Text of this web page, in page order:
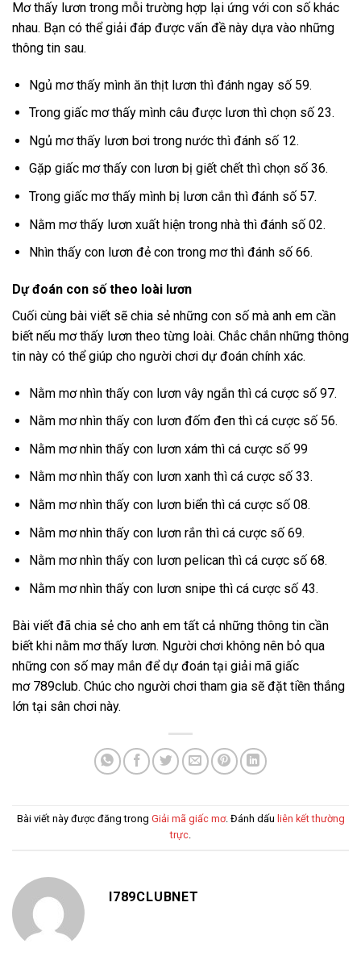
Mơ thấy lươn trong mỗi trường hợp lại ứng với con số khác
nhau. Bạn có thể giải đáp được vấn đề này dựa vào những
thông tin sau.
Ngủ mơ thấy mình ăn thịt lươn thì đánh ngay số 59.
Trong giấc mơ thấy mình câu được lươn thì chọn số 23.
Ngủ mơ thấy lươn bơi trong nước thì đánh số 12.
Gặp giấc mơ thấy con lươn bị giết chết thì chọn số 36.
Trong giấc mơ thấy mình bị lươn cắn thì đánh số 57.
Nằm mơ thấy lươn xuất hiện trong nhà thì đánh số 02.
Nhìn thấy con lươn đẻ con trong mơ thì đánh số 66.
Dự đoán con số theo loài lươn
Cuối cùng bài viết sẽ chia sẻ những con số mà anh em cần
biết nếu mơ thấy lươn theo từng loài. Chắc chắn những thông
tin này có thể giúp cho người chơi dự đoán chính xác.
Nằm mơ nhìn thấy con lươn vây ngắn thì cá cược số 97.
Nằm mơ nhìn thấy con lươn đốm đen thì cá cược số 56.
Nằm mơ nhìn thấy con lươn xám thì cá cược số 99
Nằm mơ nhìn thấy con lươn xanh thì cá cược số 33.
Nằm mơ nhìn thấy con lươn biển thì cá cược số 08.
Nằm mơ nhìn thấy con lươn rắn thì cá cược số 69.
Nằm mơ nhìn thấy con lươn pelican thì cá cược số 68.
Nằm mơ nhìn thấy con lươn snipe thì cá cược số 43.
Bài viết đã chia sẻ cho anh em tất cả những thông tin cần
biết khi nằm mơ thấy lươn. Người chơi không nên bỏ qua
những con số may mắn để dự đoán tại giải mã giấc
mơ 789club. Chúc cho người chơi tham gia sẽ đặt tiền thắng
lớn tại sân chơi này.
Bài viết này được đăng trong Giải mã giấc mơ. Đánh dấu liên kết thường
trực.
I789CLUBNET